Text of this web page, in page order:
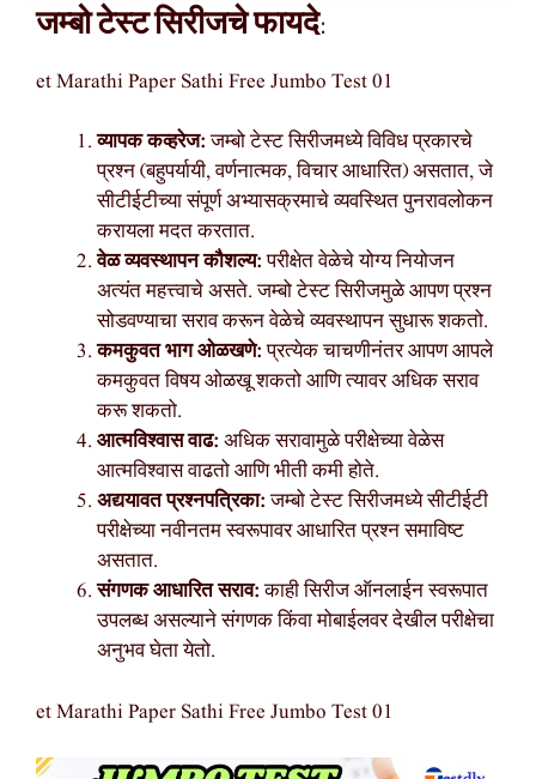
जम्बो टेस्ट सिरीजचे फायदे:
et Marathi Paper Sathi Free Jumbo Test 01
व्यापक कव्हरेज:जम्बो टेस्ट सिरीजमध्ये विविध प्रकारचे
प्रश्न (बहुपर्यायी, वर्णनात्मक, विचार आधारित) असतात, जे
सीटीईटीच्या संपूर्ण अभ्यासक्रमाचे व्यवस्थित पुनरावलोकन
करायला मदत करतात.
वेळ व्यवस्थापन कौशल्य:परीक्षेत वेळेचे योग्य नियोजन
अत्यंत महत्त्वाचे असते. जम्बो टेस्ट सिरीजमुळे आपण प्रश्न
सोडवण्याचा सराव करून वेळेचे व्यवस्थापन सुधारू शकतो.
कमकुवत भाग ओळखणे:प्रत्येक चाचणीनंतर आपण आपले
कमकुवत विषय ओळखू शकतो आणि त्यावर अधिक सराव
करू शकतो.
आत्मविश्वास वाढ: अधिक सरावामुळे परीक्षेच्या वेळेस
आत्मविश्वास वाढतो आणि भीती कमी होते.
अद्ययावत प्रश्नपत्रिका:जम्बो टेस्ट सिरीजमध्ये सीटीईटी
परीक्षेच्या नवीनतम स्वरूपावर आधारित प्रश्न समाविष्ट
असतात.
संगणक आधारित सराव:काही सिरीज ऑनलाईन स्वरूपात
उपलब्ध असल्याने संगणक किंवा मोबाईलवर देखील परीक्षेचा
अनुभव घेता येतो.
et Marathi Paper Sathi Free Jumbo Test 01